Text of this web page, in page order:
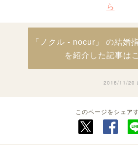
ら
「ノクル - nocur」 の結婚
を紹介した記事は
2018/11/20
このページをシェア